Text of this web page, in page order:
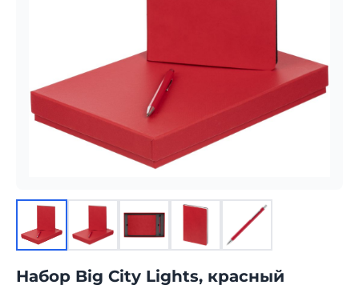
Набор Big City Lights, красный